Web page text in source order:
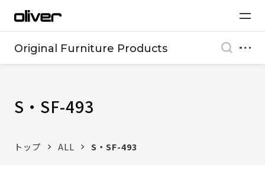
Original Furniture Products
S・SF-493
トップ ALL S・SF-493